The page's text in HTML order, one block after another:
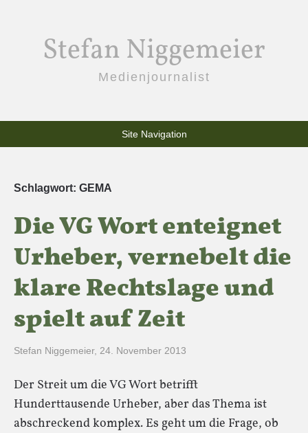
Stefan Niggemeier
Medienjournalist
Site Navigation
Schlagwort: GEMA
Die VG Wort enteignet
Urheber, vernebelt die
klare Rechtslage und
spielt auf Zeit
Stefan Niggemeier, 24. November 2013
Der Streit um die VG Wort betrifft
Hunderttausende Urheber, aber das Thema ist
abschreckend komplex. Es geht um die Frage, ob